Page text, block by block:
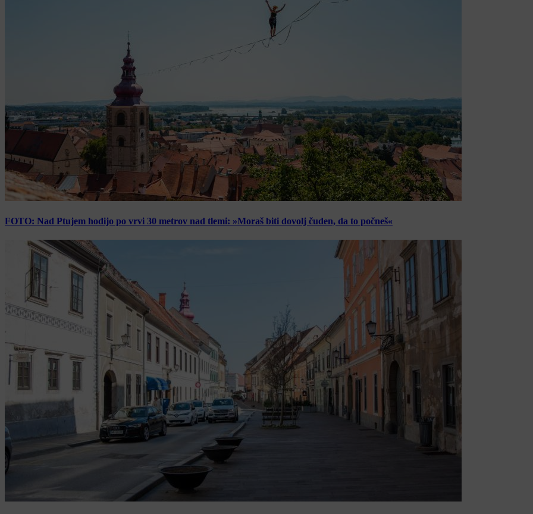
FOTO: Nad Ptujem hodijo po vrvi 30 metrov nad tlemi: »Moraš biti dovolj čuden, da to počneš«